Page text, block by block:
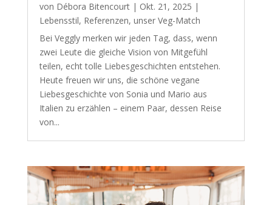
von Débora Bitencourt| Okt. 21, 2025 |
Lebensstil, Referenzen, unser Veg-Match
Bei Veggly merken wir jeden Tag, dass, wenn
zwei Leute die gleiche Vision von Mitgefühl
teilen, echt tolle Liebesgeschichten entstehen.
Heute freuen wir uns, die schöne vegane
Liebesgeschichte von Sonia und Mario aus
Italien zu erzählen – einem Paar, dessen Reise
von...